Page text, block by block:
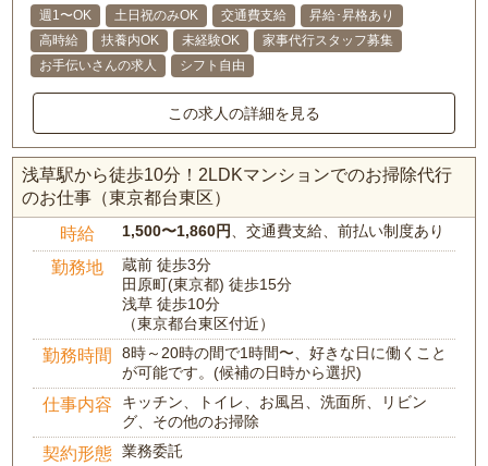
週1〜OK 土日祝のみOK 交通費支給
昇給･昇格あり
高時給
扶養内OK 未経験OK
家事代行スタッフ募集
お手伝いさんの求人
シフト自由
この求人の詳細を見る
浅草駅から徒歩10分！2LDKマンションでのお掃除代行
のお仕事（東京都台東区）
時給 1,500〜1,860円、交通費支給、前払い制度あり
勤務地
蔵前 徒歩3分
田原町(東京都) 徒歩15分
浅草 徒歩10分
（東京都台東区付近）
勤務時間
8時～20時の間で1時間〜、好きな日に働くこと
が可能です。(候補の日時から選択)
仕事内容
キッチン、トイレ、お風呂、洗面所、リビン
グ、その他のお掃除
契約形態 業務委託